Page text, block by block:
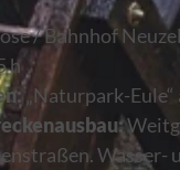
/ Bahnhof
h
„Naturpark-Eule“
Wasser-